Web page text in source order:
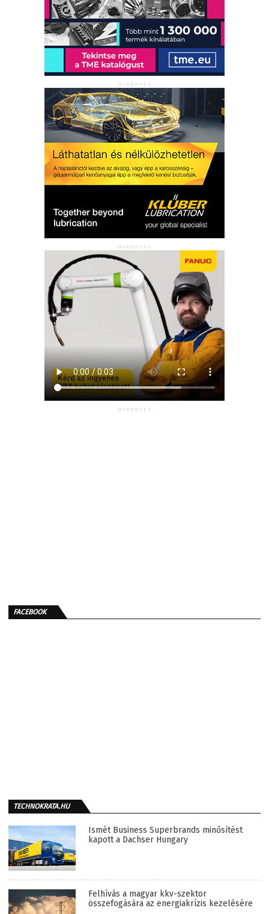
HIRDETÉS
HIRDETÉS
HIRDETÉS
FACEBOOK
TECHNOKRATA.HU
Ismét Business Superbrands minősítést
kapott a Dachser Hungary
Felhívás a magyar kkv-szektor
összefogására az energiakrízis kezelésére